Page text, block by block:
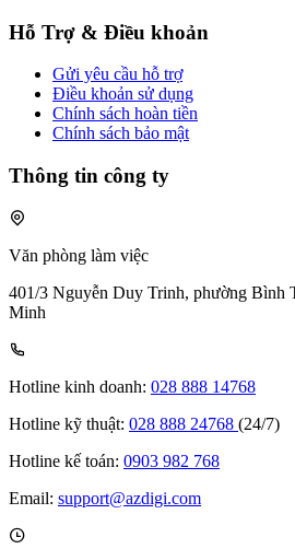
Hỗ Trợ & Điều khoản
Gửi yêu cầu hỗ trợ
Điều khoản sử dụng
Chính sách hoàn tiền
Chính sách bảo mật
Thông tin công ty
Văn phòng làm việc
401/3 Nguyễn Duy Trinh, phường Bình
Minh
Hotline kinh doanh: 028 888 14768
Hotline kỹ thuật: 028 888 24768 (24/7)
Hotline kế toán: 0903 982 768
Email: support@azdigi.com